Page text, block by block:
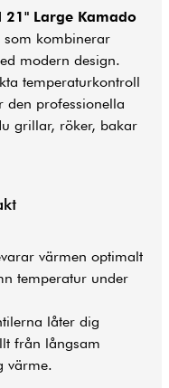
21" Large Kamado
kombinerar
modern design.
temperaturkontroll
den professionella
grillar, röker, bakar
värmen optimalt
temperatur under
låter dig
från långsam
värme.